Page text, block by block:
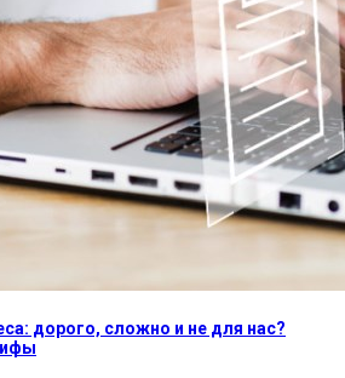
дорого, сложно и не для нас?